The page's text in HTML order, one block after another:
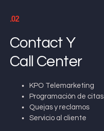
.02
Contact Y
Call Center
KPO Telemarketing
Programación de citas
Quejas y reclamos
Servicio al cliente